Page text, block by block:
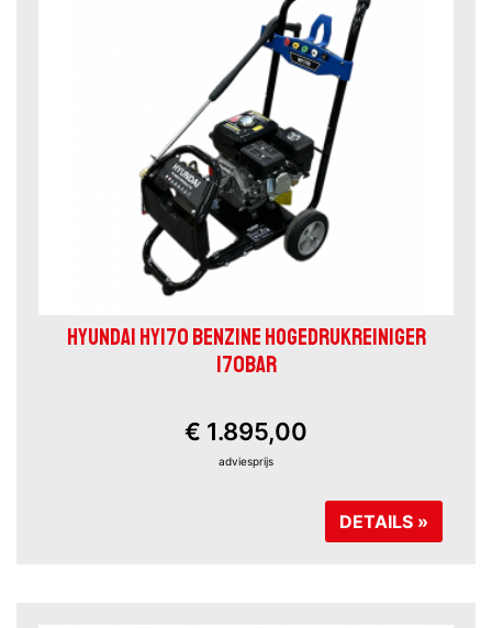
HYUNDAI HY170 BENZINE HOGEDRUKREINIGER
170BAR
€ 1.895,00
adviesprijs
DETAILS »